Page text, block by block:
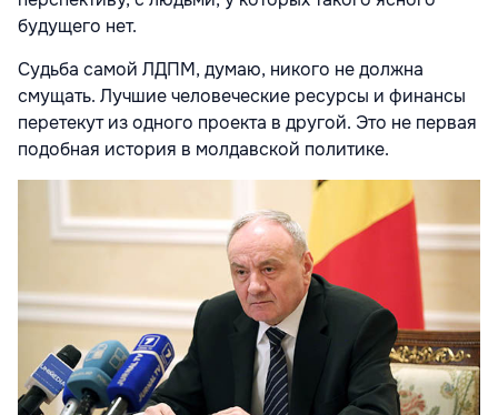
будущего нет.
Судьба самой ЛДПМ, думаю, никого не должна
смущать. Лучшие человеческие ресурсы и финансы
перетекут из одного проекта в другой. Это не первая
подобная история в молдавской политике.